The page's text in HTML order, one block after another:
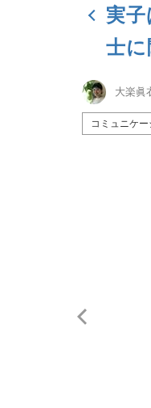
実
士に
大楽眞
コミュニケー